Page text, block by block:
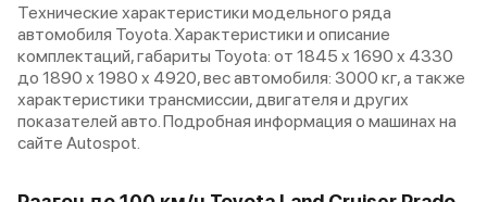
Технические характеристики модельного ряда
автомобиля Toyota. Характеристики и описание
комплектаций, габариты Toyota: от 1845 x 1690 x 4330
до 1890 x 1980 x 4920, вес автомобиля: 3000 кг, а также
характеристики трансмиссии, двигателя и других
показателей авто. Подробная информация о машинах на
сайте Autospot.